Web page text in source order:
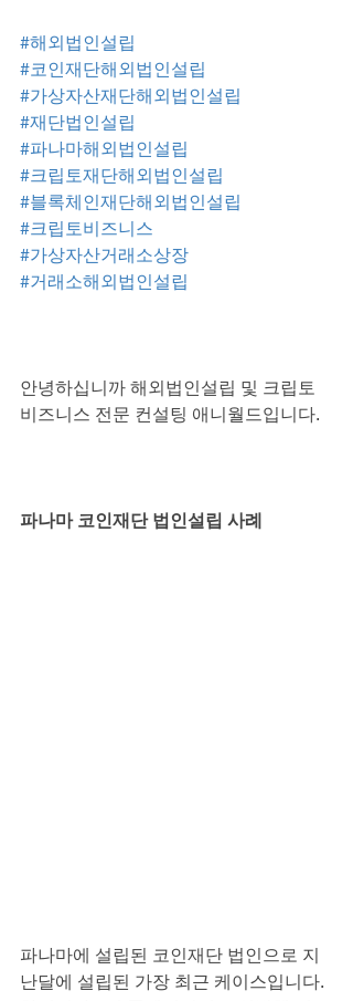
#해외법인설립
#코인재단해외법인설립
#가상자산재단해외법인설립
#재단법인설립
#파나마해외법인설립
#크립토재단해외법인설립
#블록체인재단해외법인설립
#크립토비즈니스
#가상자산거래소상장
#거래소해외법인설립
안녕하십니까 해외법인설립 및 크립토
비즈니스 전문 컨설팅 애니월드입니다.
파나마 코인재단 법인설립 사례
파나마에 설립된 코인재단 법인으로 지
난달에 설립된 가장 최근 케이스입니다.